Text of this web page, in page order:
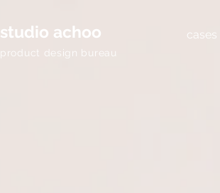
studio achoo
product design bureau
cases